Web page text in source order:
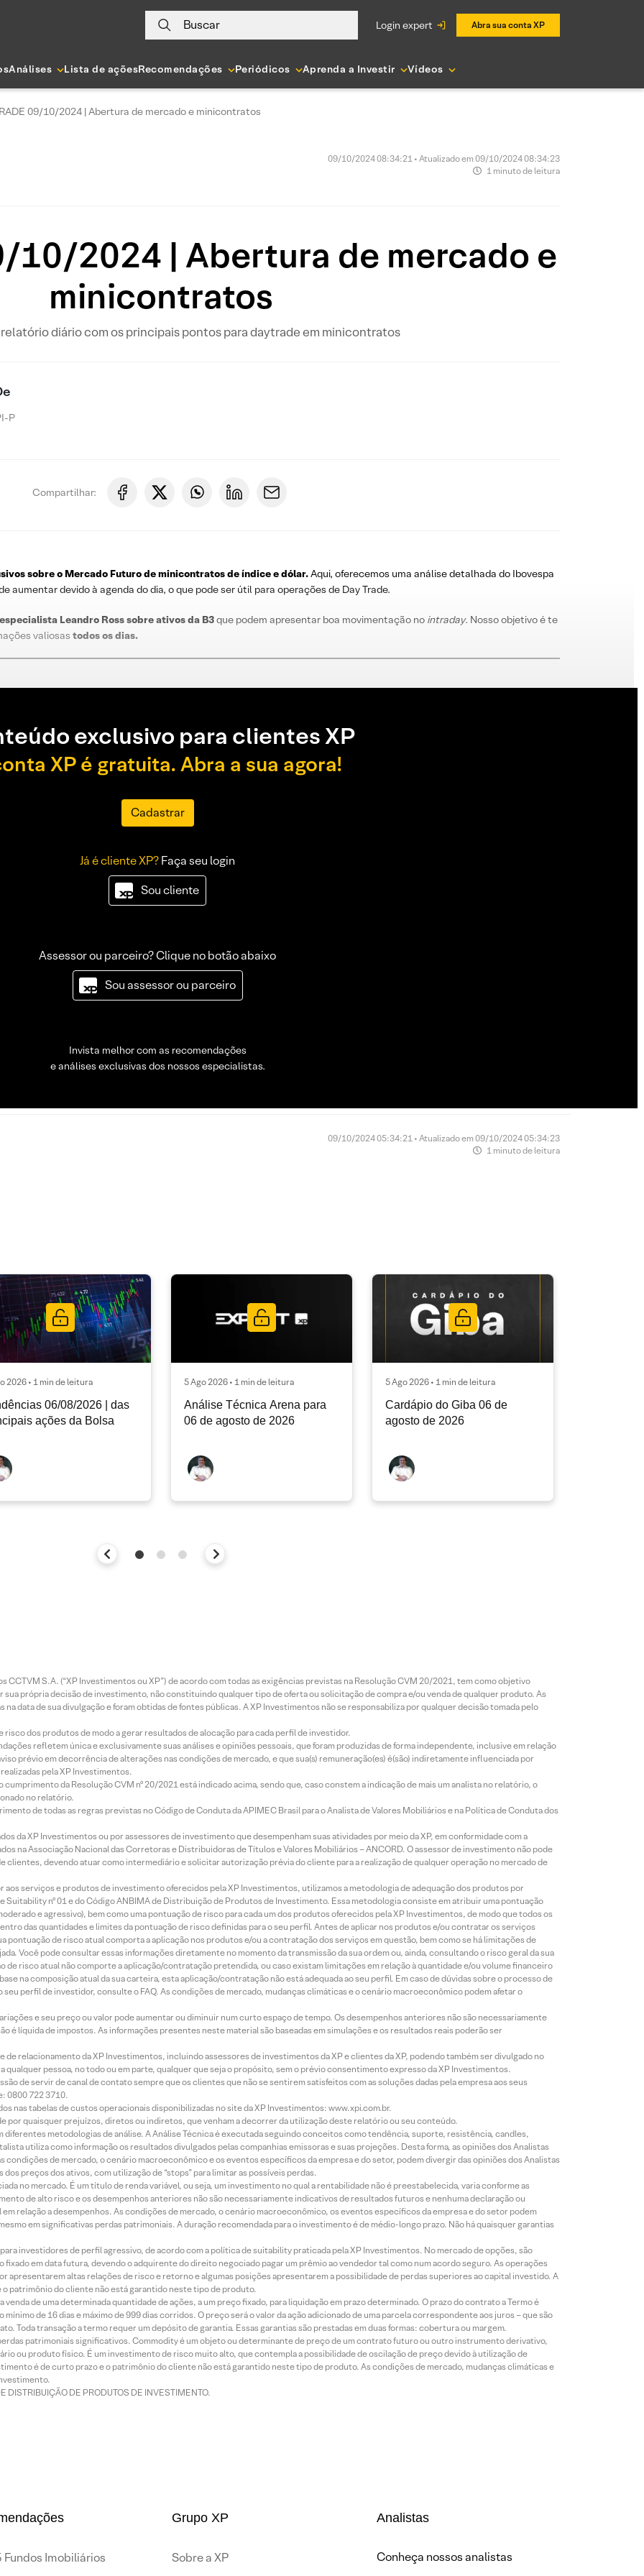
Buscar login expert Abra sua conta XP
Análises Lista de açõesRecomendações Periódicos Aprenda a Investir Vídeos
09/10/2024 | Abertura de mercado e minicontratos
09/10/2024 08:34:21 • Atualizado em 09/10/2024 08:34:23
1 minuto de leitura
10/2024 | Abertura de mercado e
minicontratos
diário com os principais pontos para daytrade em minicontratos
P
Compartilhar:
sobre o Mercado Futurode minicontratos de índice e dólar.Aqui, oferecemos uma análise detalhada do Ibovespa
aumentar devido à agenda do dia, o que pode ser útil para operações de Day Trade.
Leandro Rosssobreativos da B3que podem apresentar boa movimentação no intraday. Nosso objetivo é te
valiosas todos os dias.
exclusivo para clientes XP
XP é gratuita. Abra a sua agora!
Cadastrar
Já é cliente XP?Faça seu login
Sou cliente
Assessor ou parceiro? Clique no botão abaixo
Sou assessor ou parceiro
Invista melhor com as recomendações
e análises exclusivas dos nossos especialistas.
09/10/2024 05:34:21 • Atualizado em 09/10/2024 05:34:23
1 minuto de leitura
2026 • 1 min de leitura
06/08/2026 | das
ações da Bolsa
5 Ago 2026 • 1 min de leitura
Análise Técnica Arena para
06 de agosto de 2026
5 Ago 2026 • 1 min de leitura
Cardápio do Giba 06 de
agosto de 2026
CCTVM S.A. (“XP Investimentos ou XP”) de acordo com todas as exigências previstas na Resolução CVM 20/2021, tem como objetivo
própria decisão de investimento, não constituindo qualquer tipo de oferta ou solicitação de compra e/ou venda de qualquer produto. As
data de sua divulgação e foram obtidas de fontes públicas. A XP Investimentos não se responsabiliza por qualquer decisão tomada pelo
dos produtos de modo a gerar resultados de alocação para cada perfil de investidor.
refletem única e exclusivamente suas análises e opiniões pessoais, que foram produzidas de forma independente, inclusive em relação
prévio em decorrência de alterações nas condições de mercado, e que sua(s) remuneração(es) é(são) indiretamente influenciada por
pela XP Investimentos.
da Resolução CVM nº 20/2021 está indicado acima, sendo que, caso constem a indicação de mais um analista no relatório, o
no relatório.
de todas as regras previstas no Código de Conduta da APIMEC Brasil para o Analista de Valores Mobiliários e na Política de Conduta dos
da XP Investimentos ou por assessores de investimento que desempenham suas atividades por meio da XP, em conformidade com a
na Associação Nacional das Corretoras e Distribuidoras de Títulos e Valores Mobiliários – ANCORD. O assessor de investimento não pode
devendo atuar como intermediário e solicitar autorização prévia do cliente para a realização de qualquer operação no mercado de
aos serviços e produtos de investimento oferecidos pela XP Investimentos, utilizamos a metodologia de adequação dos produtos por
nº 01 e do Código ANBIMA de Distribuição de Produtos de Investimento. Essa metodologia consiste em atribuir uma pontuação
e agressivo), bem como uma pontuação de risco para cada um dos produtos oferecidos pela XP Investimentos, de modo que todos os
das quantidades e limites da pontuação de risco definidas para o seu perfil. Antes de aplicar nos produtos e/ou contratar os serviços
de risco atual comporta a aplicação nos produtos e/ou a contratação dos serviços em questão, bem como se há limitações de
Você pode consultar essas informações diretamente no momento da transmissão da sua ordem ou, ainda, consultando o risco geral da sua
de risco atual não comporte a aplicação/contratação pretendida, ou caso existam limitações em relação à quantidade e/ou volume financeiro
na composição atual da sua carteira, esta aplicação/contratação não está adequada ao seu perfil. Em caso de dúvidas sobre o processo de
perfil de investidor, consulte o FAQ. As condições de mercado, mudanças climáticas e o cenário macroeconômico podem afetar o
e seu preço ou valor pode aumentar ou diminuir num curto espaço de tempo. Os desempenhos anteriores não são necessariamente
é líquida de impostos. As informações presentes neste material são baseadas em simulações e os resultados reais poderão ser
relacionamento da XP Investimentos, incluindo assessores de investimentos da XP e clientes da XP, podendo também ser divulgado no
qualquer pessoa, no todo ou em parte, qualquer que seja o propósito, sem o prévio consentimento expresso da XP Investimentos.
de servir de canal de contato sempre que os clientes que não se sentirem satisfeitos com as soluções dadas pela empresa aos seus
0800 722 3710.
nas tabelas de custos operacionais disponibilizadas no site da XP Investimentos: www.xpi.com.br.
por quaisquer prejuízos, diretos ou indiretos, que venham a decorrer da utilização deste relatório ou seu conteúdo.
diferentes metodologias de análise. A Análise Técnica é executada seguindo conceitos como tendência, suporte, resistência, candles,
utiliza como informação os resultados divulgados pelas companhias emissoras e suas projeções. Desta forma, as opiniões dos Analistas
condições de mercado, o cenário macroeconômico e os eventos específicos da empresa e do setor, podem divergir das opiniões dos Analistas
preços dos ativos, com utilização de “stops” para limitar as possíveis perdas.
no mercado. É um título de renda variável, ou seja, um investimento no qual a rentabilidade não é preestabelecida, varia conforme as
de alto risco e os desempenhos anteriores não são necessariamente indicativos de resultados futuros e nenhuma declaração ou
relação a desempenhos. As condições de mercado, o cenário macroeconômico, os eventos específicos da empresa e do setor podem
em significativas perdas patrimoniais. A duração recomendada para o investimento é de médio-longo prazo. Não há quaisquer garantias
investidores de perfil agressivo, de acordo com a política de suitability praticada pela XP Investimentos. No mercado de opções, são
em data futura, devendo o adquirente do direito negociado pagar um prêmio ao vendedor tal como num acordo seguro. As operações
apresentarem altas relações de risco e retorno e algumas posições apresentarem a possibilidade de perdas superiores ao capital investido. A
patrimônio do cliente não está garantido neste tipo de produto.
de uma determinada quantidade de ações, a um preço fixado, para liquidação em prazo determinado. O prazo do contrato a Termo é
de 16 dias e máximo de 999 dias corridos. O preço será o valor da ação adicionado de uma parcela correspondente aos juros – que são
Toda transação a termo requer um depósito de garantia. Essas garantias são prestadas em duas formas: cobertura ou margem.
patrimoniais significativos. Commodity é um objeto ou determinante de preço de um contrato futuro ou outro instrumento derivativo,
ou produto físico. É um investimento de risco muito alto, que contempla a possibilidade de oscilação de preço devido à utilização de
é de curto prazo e o patrimônio do cliente não está garantido neste tipo de produto. As condições de mercado, mudanças climáticas e
DISTRIBUIÇÃO DE PRODUTOS DE INVESTIMENTO.
Fundos Imobiliários
Grupo XP
Sobre a XP
Analistas
Conheça nossos analistas